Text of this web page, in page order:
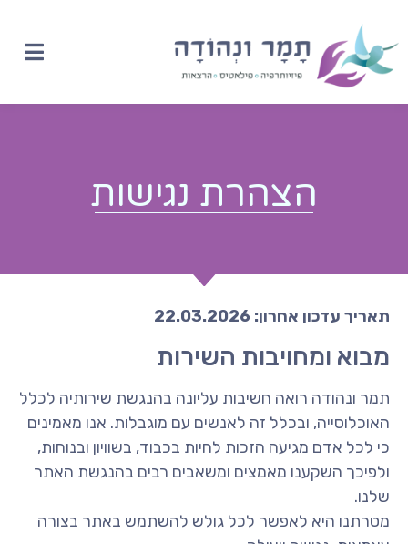
הצהרת נגישות
תאריך עדכון אחרון: 22.03.2026
מבוא ומחויבות השירות
תמר ונהודה רואה חשיבות עליונה בהנגשת שירותיה לכלל
האוכלוסייה, ובכלל זה לאנשים עם מוגבלות. אנו מאמינים
כי לכל אדם מגיעה הזכות לחיות בכבוד, בשוויון ובנוחות,
ולפיכך השקענו מאמצים ומשאבים רבים בהנגשת האתר
שלנו.
מטרתנו היא לאפשר לכל גולש להשתמש באתר בצורה